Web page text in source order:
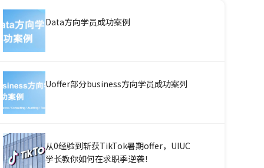
Data方向学员成功案例
Uoffer部分business方向学员成功案列
从0经验到斩获TikTok暑期offer，UIUC
学长教你如何在求职季逆袭！